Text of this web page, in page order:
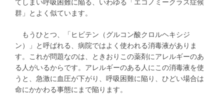
てしまい呼吸困難に陥る、いわゆる「エコノミークラス症候
群」とよく似ています。
もうひとつ、「ヒビテン（グルコン酸クロルヘキシジ
ン）」と呼ばれる、病院ではよく使われる消毒液がありま
す。これが問題なのは、ときおりこの薬剤にアレルギーのあ
る人がいるからです。アレルギーのある人にこの消毒液を使
うと、急激に血圧が下がり、呼吸困難に陥り、ひどい場合は
命にかかわる事態にまで陥ります。